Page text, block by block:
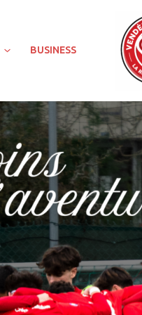
BUSINESS